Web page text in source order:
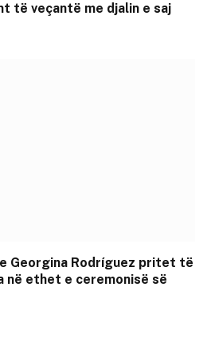
të veçantë me djalin e saj
Georgina Rodríguez pritet të
në ethet e ceremonisë së